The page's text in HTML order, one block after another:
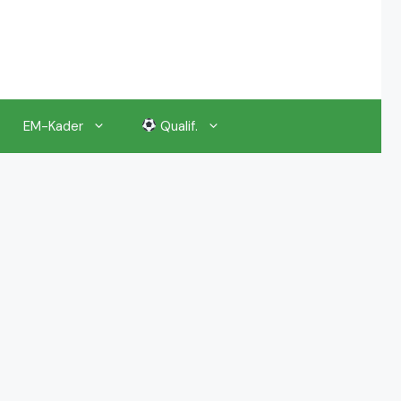
EM-Kader Qualif.